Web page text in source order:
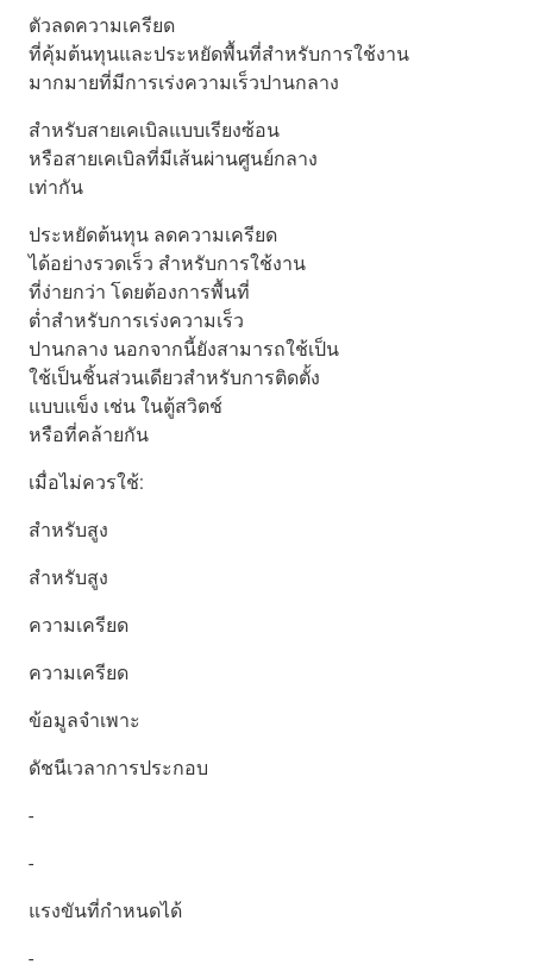
ตัวลดความเครียด
ที่คุ้มต้นทุนและประหยัดพื้นที่สำหรับการใช้งาน
มากมายที่มีการเร่งความเร็วปานกลาง
สำหรับสายเคเบิลแบบเรียงซ้อน
หรือสายเคเบิลที่มีเส้นผ่านศูนย์กลาง
เท่ากัน
ประหยัดต้นทุน ลดความเครียด
ได้อย่างรวดเร็ว สำหรับการใช้งาน
ที่ง่ายกว่า โดยต้องการพื้นที่
ต่ำสำหรับการเร่งความเร็ว
ปานกลาง นอกจากนี้ยังสามารถใช้เป็น
ใช้เป็นชิ้นส่วนเดียวสำหรับการติดตั้ง
แบบแข็ง เช่น ในตู้สวิตช์
หรือที่คล้ายกัน
เมื่อไม่ควรใช้:
สำหรับสูง
สำหรับสูง
ความเครียด
ความเครียด
ข้อมูลจำเพาะ
ดัชนีเวลาการประกอบ
-
-
แรงขันที่กำหนดได้
-